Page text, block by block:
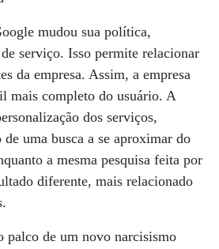
mudou sua política,
serviço. Isso permite relacionar
da empresa. Assim, a empresa
mais completo do usuário. A
dos serviços,
uma busca a se aproximar do
a mesma pesquisa feita por
diferente, mais relacionado
palco de um novo narcisismo